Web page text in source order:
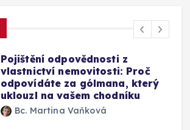
Mýty o pojištění skel u auta:
Vyplatí se připlatit si za přední
okno a jak funguje oprava bez
výměny
Bc. Martina Vaňková